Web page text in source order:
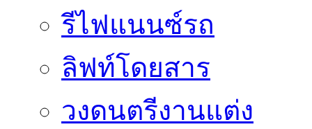
รีไฟแนนซ์รถ
ลิฟท์โดยสาร
วงดนตรีงานแต่ง